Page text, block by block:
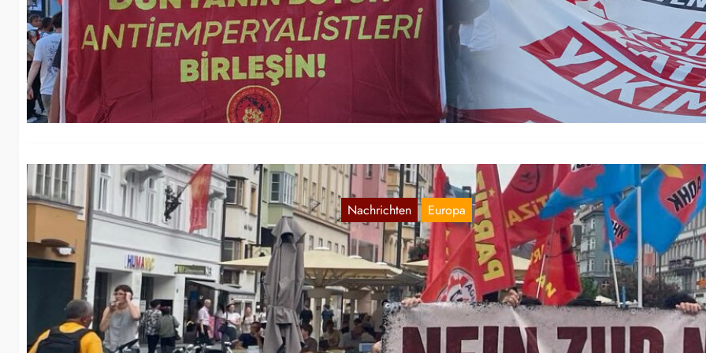
NATO
Juli 9, 2026
Wir teilen eine inoffizielle Übersetzung eines Artikels von Yeni
über Anti-NATO-Proteste in Istanbul: In Kadıköy, Istanbul fanden
Nachrichten Europa
Anti-NATO-Proteste in Europa
Juli 9, 2026
Bereits im Vorfeld des aktuellen NATO-Gipfel in der Türkei am 7. und
Juli fand eine Vielzahl an Protesten in…